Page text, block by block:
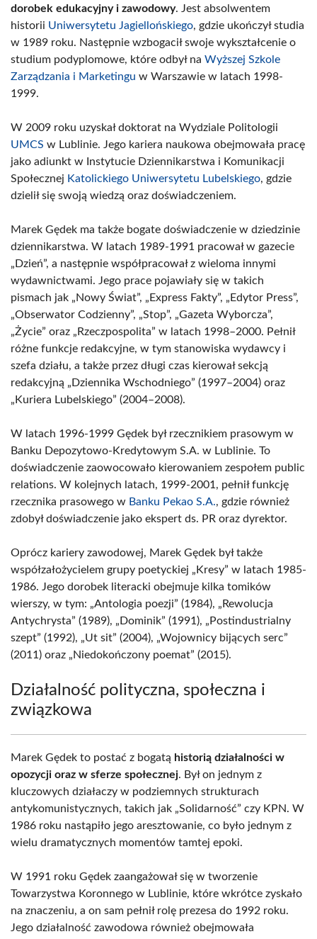
dorobek edukacyjny i zawodowy. Jest absolwentem
historii Uniwersytetu Jagiellońskiego, gdzie ukończył studia
w 1989 roku. Następnie wzbogacił swoje wykształcenie o
studium podyplomowe, które odbył na Wyższej Szkole
Zarządzania i Marketingu w Warszawie w latach 1998-
1999.
W 2009 roku uzyskał doktorat na Wydziale Politologii
UMCS w Lublinie. Jego kariera naukowa obejmowała pracę
jako adiunkt w Instytucie Dziennikarstwa i Komunikacji
Społecznej Katolickiego Uniwersytetu Lubelskiego, gdzie
dzielił się swoją wiedzą oraz doświadczeniem.
Marek Gędek ma także bogate doświadczenie w dziedzinie
dziennikarstwa. W latach 1989-1991 pracował w gazecie
„Dzień”, a następnie współpracował z wieloma innymi
wydawnictwami. Jego prace pojawiały się w takich
pismach jak „Nowy Świat”, „Express Fakty”, „Edytor Press”,
„Obserwator Codzienny”, „Stop”, „Gazeta Wyborcza”,
„Życie” oraz „Rzeczpospolita” w latach 1998–2000. Pełnił
różne funkcje redakcyjne, w tym stanowiska wydawcy i
szefa działu, a także przez długi czas kierował sekcją
redakcyjną „Dziennika Wschodniego” (1997–2004) oraz
„Kuriera Lubelskiego” (2004–2008).
W latach 1996-1999 Gędek był rzecznikiem prasowym w
Banku Depozytowo-Kredytowym S.A. w Lublinie. To
doświadczenie zaowocowało kierowaniem zespołem public
relations. W kolejnych latach, 1999-2001, pełnił funkcję
rzecznika prasowego w Banku Pekao S.A., gdzie również
zdobył doświadczenie jako ekspert ds. PR oraz dyrektor.
Oprócz kariery zawodowej, Marek Gędek był także
współzałożycielem grupy poetyckiej „Kresy” w latach 1985-
1986. Jego dorobek literacki obejmuje kilka tomików
wierszy, w tym: „Antologia poezji” (1984), „Rewolucja
Antychrysta” (1989), „Dominik” (1991), „Postindustrialny
szept” (1992), „Ut sit” (2004), „Wojownicy bijących serc”
(2011) oraz „Niedokończony poemat” (2015).
Działalność polityczna, społeczna i
związkowa
Marek Gędek to postać z bogatą historią działalności w
opozycji oraz w sferze społecznej. Był on jednym z
kluczowych działaczy w podziemnych strukturach
antykomunistycznych, takich jak „Solidarność” czy KPN. W
1986 roku nastąpiło jego aresztowanie, co było jednym z
wielu dramatycznych momentów tamtej epoki.
W 1991 roku Gędek zaangażował się w tworzenie
Towarzystwa Koronnego w Lublinie, które wkrótce zyskało
na znaczeniu, a on sam pełnił rolę prezesa do 1992 roku.
Jego działalność zawodowa również obejmowała